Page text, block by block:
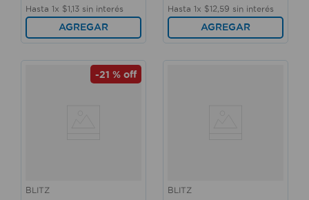
Hasta 1x $1 13 sin interés
AGREGAR
Hasta 1x $12 59 sin interés
AGREGAR
-21 % off
BLITZ BLITZ